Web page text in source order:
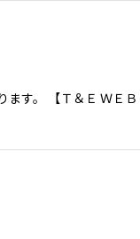
す。 【Ｔ＆Ｅ ＷＥ